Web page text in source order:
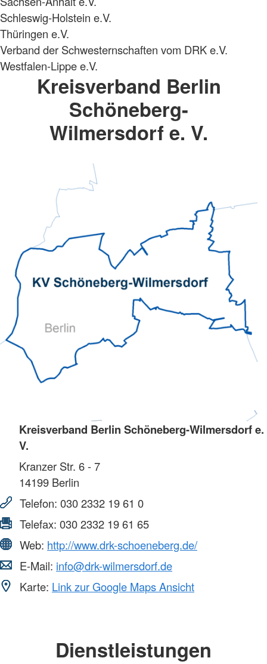
Schleswig-Holstein e.V.
Thüringen e.V.
Verband der Schwesternschaften vom DRK e.V.
Westfalen-Lippe e.V.
Kreisverband Berlin
Schöneberg-
Wilmersdorf e. V.
Kreisverband Berlin Schöneberg-Wilmersdorf e.
V.
Kranzer Str. 6 - 7
14199 Berlin
Telefon: 030 2332 19 61 0
Telefax: 030 2332 19 61 65
Web: http://www.drk-schoeneberg.de/
E-Mail: info@drk-wilmersdorf.de
Karte: Link zur Google Maps Ansicht
Dienstleistungen